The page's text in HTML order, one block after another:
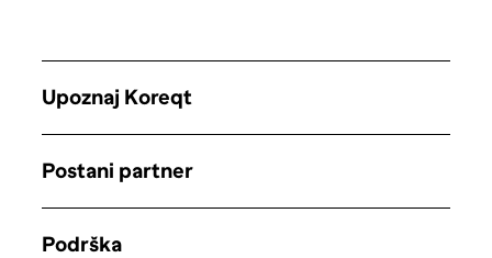
Upoznaj Koreqt
Postani partner
Podrška